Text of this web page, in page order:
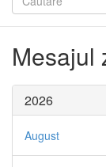
Mesajul
2026
August